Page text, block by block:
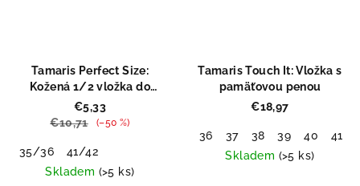
Tamaris Perfect Size:
Kožená 1/2 vložka do
topánok
€5,33
€10,71
(–50 %)
35/36
41/42
Skladem (>5 ks)
Tamaris Touch It: Vložka s
pamäťovou penou
€18,97
36 37 38 39 40 41
Skladem (>5 ks)